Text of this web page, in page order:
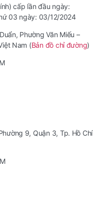
cấp lần đầu ngày:
03 ngày: 03/12/2024
Phường Văn Miếu –
Nam (Bản đồ chỉ đường)
9, Quận 3, Tp. Hồ Chí